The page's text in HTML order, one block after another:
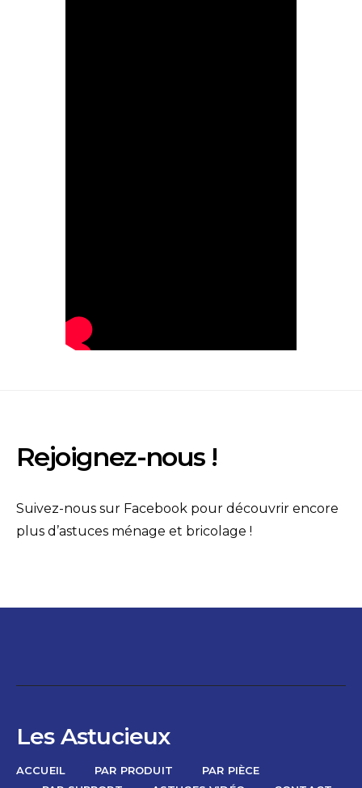
Rejoignez-nous !
Suivez-nous sur Facebook pour découvrir encore
plus d’astuces ménage et bricolage !
Les Astucieux
ACCUEIL PAR PRODUIT
PAR PIÈCE